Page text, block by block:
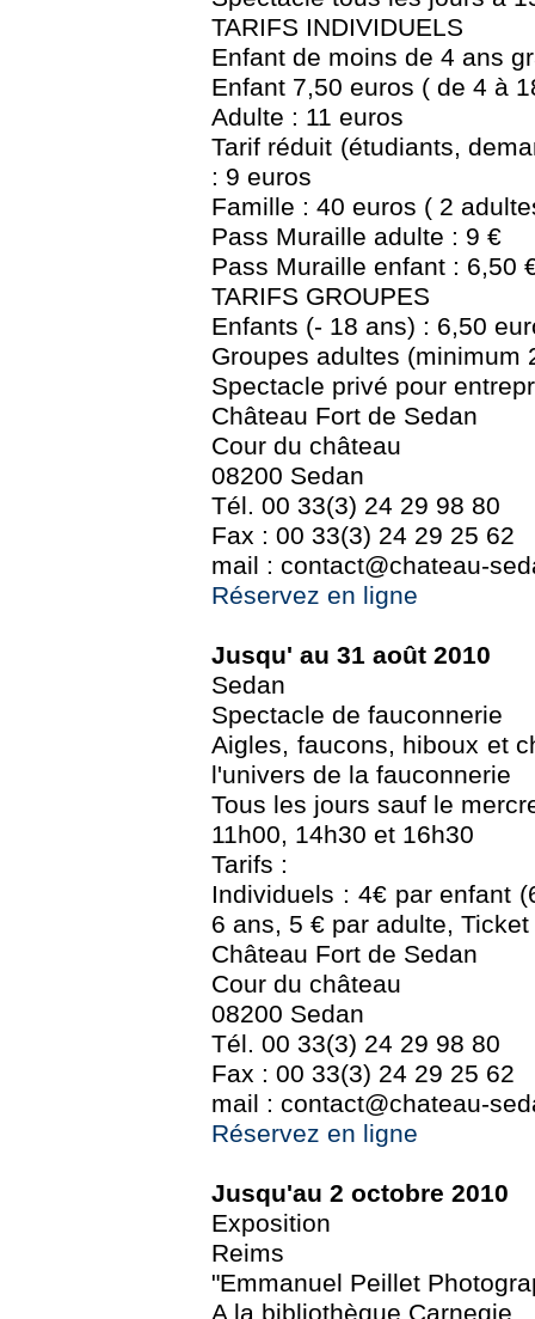
TARIFS INDIVIDUELS
Enfant de moins de 4 ans
Enfant 7,50 euros ( de 4 à
Adulte : 11 euros
Tarif réduit (étudiants,
: 9 euros
Famille : 40 euros ( 2
Pass Muraille adulte : 9 €
Pass Muraille enfant : 6,50
TARIFS GROUPES
Enfants (- 18 ans) : 6,50
Groupes adultes (minimum
Spectacle privé pour
Château Fort de Sedan
Cour du château
08200 Sedan
Tél. 00 33(3) 24 29 98 80
Fax : 00 33(3) 24 29 25 62
mail : contact@chateau-
Réservez en ligne
Jusqu' au 31 août 2010
Sedan
Spectacle de fauconnerie
Aigles, faucons, hiboux et
l'univers de la fauconnerie
Tous les jours sauf le
11h00, 14h30 et 16h30
Tarifs :
Individuels : 4€ par enfant
6 ans, 5 € par adulte,
Château Fort de Sedan
Cour du château
08200 Sedan
Tél. 00 33(3) 24 29 98 80
Fax : 00 33(3) 24 29 25 62
mail : contact@chateau-
Réservez en ligne
Jusqu'au 2 octobre 2010
Exposition
Reims
"Emmanuel Peillet